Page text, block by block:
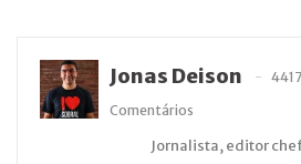
Jonas Deison
Comentários
Jornalista, editor